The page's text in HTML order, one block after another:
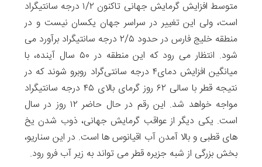
متوسط افزایش گرمایش جهانی تاکنون ۱/۲ درجه سانتیگراد
است، ولی این تغییر در سراسر جهان یکسان نیست و در
منطقه خلیج فارس در حدود ۲/۵ درجه سانتیگراد برآورد می
شود. انتظار می رود که این منطقه در ۵۰ سال آینده، با
میانگین افزایش دمای۴ درجه سانتی‌گراد روبرو شوند که در
نتیجه قطر با سالی ۶۲ روز گرمای بالای ۴۵ درجه سانتیگراد
مواجه خواهد شد. این رقم در حال حاضر ۱۲ روز در سال
است. یکی دیگر از عواقب گرمایش جهانی، ذوب شدن یخ
های قطبی و بالا آمدن آب اقیانوس ها است. در این سناریو،
بخش بزرگی از شبه جزیره قطر می تواند به زیر آب فرو رود.